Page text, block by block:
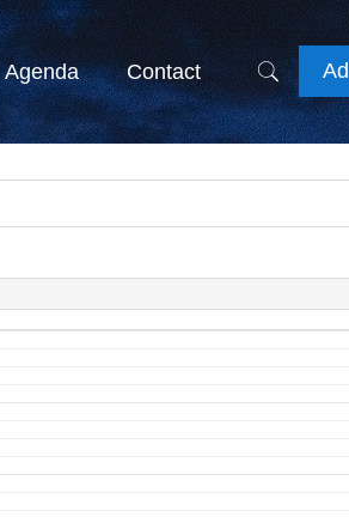
Agenda Contact